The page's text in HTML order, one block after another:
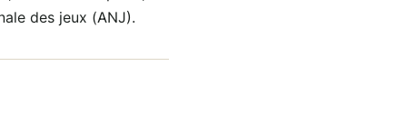
des jeux (ANJ).